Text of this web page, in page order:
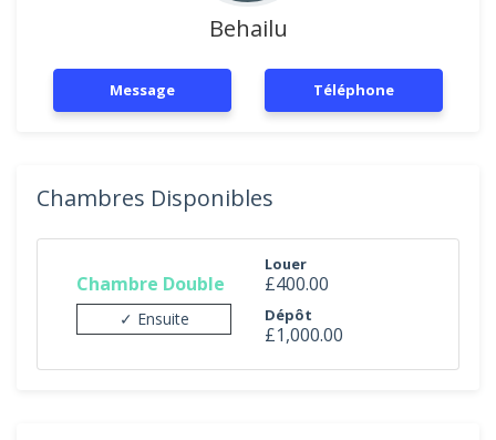
Behailu
Message Téléphone
Chambres Disponibles
Chambre Double
✓ Ensuite
Louer
£400.00
Dépôt
£1,000.00